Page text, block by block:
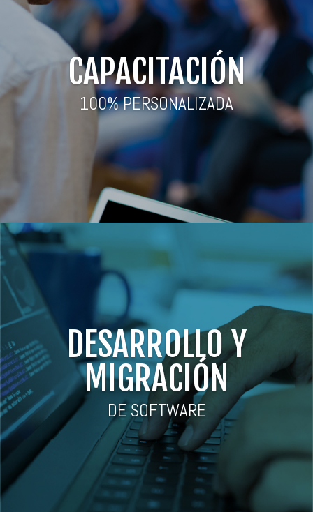
CAPACITACIÓN
100% PERSONALIZADA
DESARROLLO Y
MIGRACIÓN
DE SOFTWARE